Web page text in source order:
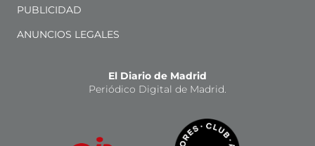
PUBLICIDAD
ANUNCIOS LEGALES
El Diario de Madrid
Periódico Digital de Madrid.